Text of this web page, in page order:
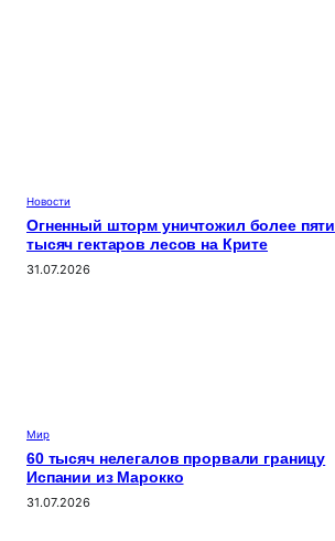
Новости
Огненный шторм уничтожил более пяти
тысяч гектаров лесов на Крите
31.07.2026
Мир
60 тысяч нелегалов прорвали границу
Испании из Марокко
31.07.2026